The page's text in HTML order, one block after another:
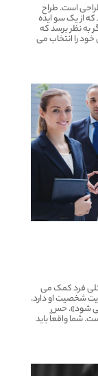
است. طراح
از یک سو ایده
به نظر برسد که
را انتخاب می
فرد کمک می
شخصیت او دارد.
می شود». حس
واقعاً باید